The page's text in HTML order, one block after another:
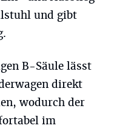
und gibt
B-Säule lässt
direkt
wodurch der
im